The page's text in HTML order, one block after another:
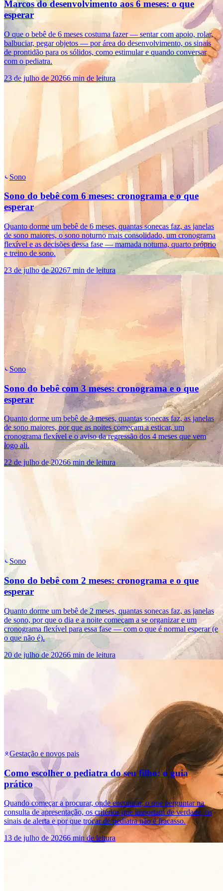
Marcos do desenvolvimento aos 6 meses: o que
esperar
O que o bebê de 6 meses costuma fazer — sentar com apoio, rolar,
balbuciar, pegar objetos — por área do desenvolvimento, os sinais
de prontidão para os sólidos, como estimular e quando conversar
com o pediatra.
23 de julho de 20266 min de leitura
Sono
Sono do bebê com 6 meses: cronograma e o que
esperar
Quanto dorme um bebê de 6 meses, quantas sonecas faz, as janelas
de sono maiores, o sono noturno mais consolidado, um cronograma
flexível e as decisões dessa fase — mamada noturna, quarto próprio
e treino de sono.
23 de julho de 20267 min de leitura
Sono
Sono do bebê com 3 meses: cronograma e o que
esperar
Quanto dorme um bebê de 3 meses, quantas sonecas faz, as janelas
de sono maiores, por que as noites começam a esticar, um
cronograma flexível e o aviso da regressão dos 4 meses que vem
logo ali.
22 de julho de 20266 min de leitura
Sono
Sono do bebê com 2 meses: cronograma e o que
esperar
Quanto dorme um bebê de 2 meses, quantas sonecas faz, as janelas
de sono, por que o dia e a noite começam a se organizar e um
cronograma flexível para essa fase — com o que é normal esperar (e
o que não é).
20 de julho de 20266 min de leitura
Gestação e novos pais
Como escolher o pediatra do seu filho: o guia
prático
Quando começar a procurar, onde encontrar, o que perguntar na
consulta de apresentação, os critérios que importam de verdade, os
sinais de alerta e por que trocar de pediatra não é fracasso.
13 de julho de 20266 min de leitura